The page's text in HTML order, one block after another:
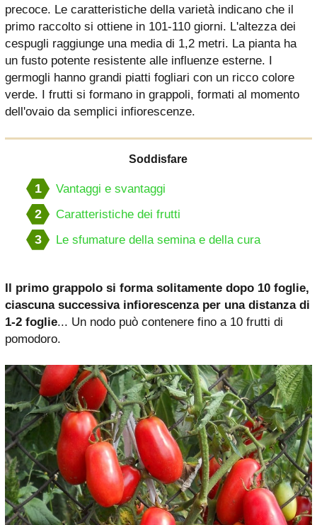
precoce. Le caratteristiche della varietà indicano che il
primo raccolto si ottiene in 101-110 giorni. L'altezza dei
cespugli raggiunge una media di 1,2 metri. La pianta ha
un fusto potente resistente alle influenze esterne. I
germogli hanno grandi piatti fogliari con un ricco colore
verde. I frutti si formano in grappoli, formati al momento
dell'ovaio da semplici infiorescenze.
Soddisfare
1 Vantaggi e svantaggi
2 Caratteristiche dei frutti
3 Le sfumature della semina e della cura
Il primo grappolo si forma solitamente dopo 10 foglie,
ciascuna successiva infiorescenza per una distanza di
1-2 foglie... Un nodo può contenere fino a 10 frutti di
pomodoro.